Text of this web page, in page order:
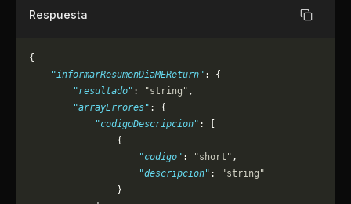
Respuesta Copiar
{
    "informarResumenDiaMEReturn"
: {
        "resultado"
: "string" ,
        "arrayErrores"
: {
            "codigoDescripcion"
: [
                {
                    "codigo"
: "short" ,
                    "descripcion"
:
"string"
                }